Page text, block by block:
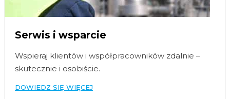
Serwis i wsparcie
Wspieraj klientów i współpracowników zdalnie –
skutecznie i osobiście.
DOWIEDZ SIĘ WIĘCEJ